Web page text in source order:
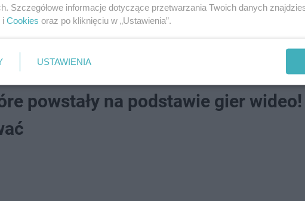
w błocie
powstały na podstawie gier wideo!
Szczegółowe informacje dotyczące przetwarzania Twoich danych
i Cookies oraz po kliknięciu w „Ustawienia”.
USTAWIENIA